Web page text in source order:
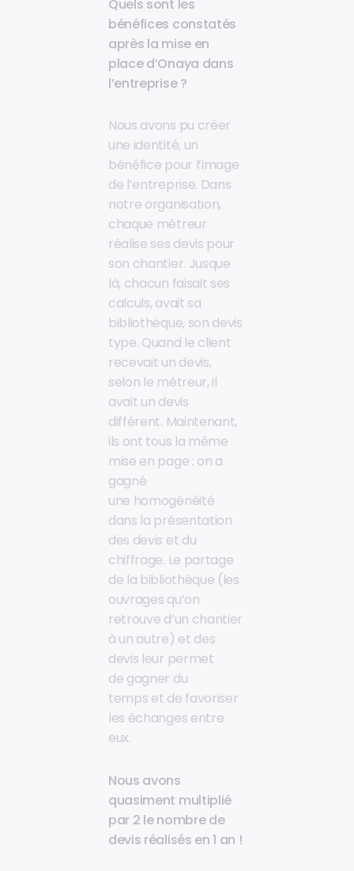
Quels sont les
bénéfices constatés
après la mise en
place d’Onaya dans
l’entreprise ?
Nous avons pu créer
une identité, un
bénéfice pour l’image
de l’entreprise. Dans
notre organisation,
chaque métreur
réalise ses devis pour
son chantier. Jusque
là, chacun faisait ses
calculs, avait sa
bibliothèque, son devis
type. Quand le client
recevait un devis,
selon le métreur, il
avait un devis
différent. Maintenant,
ils ont tous la même
mise en page : on a
gagné
une homogénéité
dans la présentation
des devis et du
chiffrage. Le partage
de la bibliothèque (les
ouvrages qu’on
retrouve d’un chantier
à un autre) et des
devis leur permet
de gagner du
temps et de favoriser
les échanges entre
eux.
Nous avons
quasiment multiplié
par 2 le nombre de
devis réalisés en 1 an !